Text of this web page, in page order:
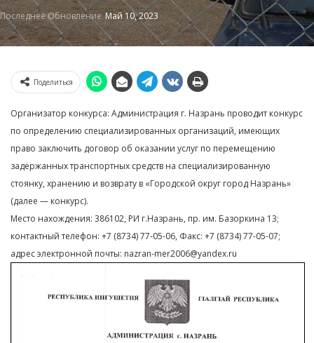
Последнее ОбновлениеМай 10, 2023
Поделиться
Организатор конкурса: Администрация г. Назрань проводит конкурс
по определению специализированных организаций, имеющих
право заключить договор об оказании услуг по перемещению
задержанных транспортных средств на специализированную
стоянку, хранению и возврату в «Городской округ город Назрань»
(далее — конкурс).
Место нахождения: 386102, РИ г.Назрань, пр. им. Базоркина 13;
контактный телефон: +7 (8734) 77-05-06, Факс: +7 (8734) 77-05-07;
адрес электронной почты: nazran-mer2006@yandex.ru